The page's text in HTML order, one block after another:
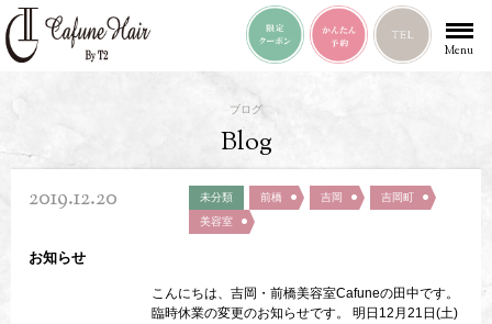
Menu
ブログ
Blog
2019.12.20 未分類 前橋 吉岡
吉岡町
美容室
お知らせ
こんにちは、吉岡・前橋美容室Cafuneの田中です。
臨時休業の変更のお知らせです。 明日12月21日(土)